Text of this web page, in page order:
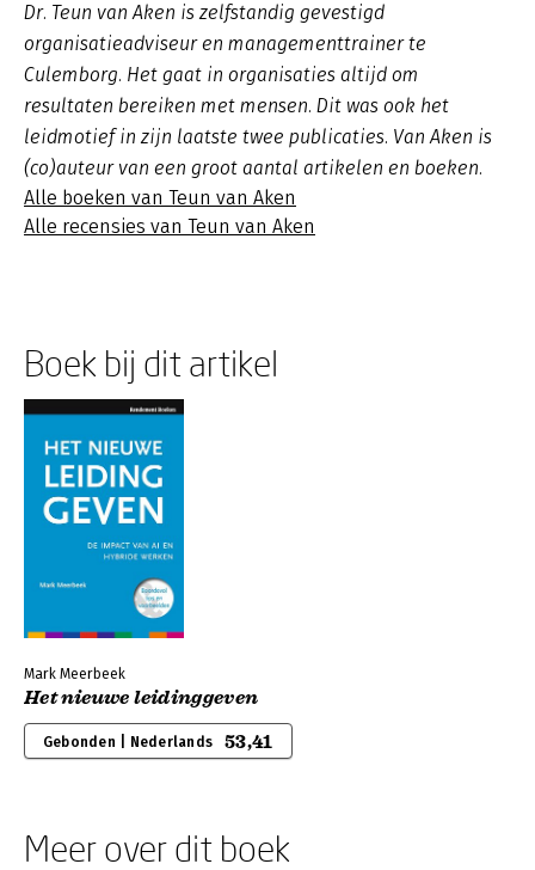
Dr. Teun van Aken is zelfstandig gevestigd
organisatieadviseur en managementtrainer te
Culemborg. Het gaat in organisaties altijd om
resultaten bereiken met mensen. Dit was ook het
leidmotief in zijn laatste twee publicaties. Van Aken is
(co)auteur van een groot aantal artikelen en boeken.
Alle boeken van Teun van Aken
Alle recensies van Teun van Aken
Boek bij dit artikel
Mark Meerbeek
Het nieuwe leidinggeven
Gebonden | Nederlands 53,41
Meer over dit boek